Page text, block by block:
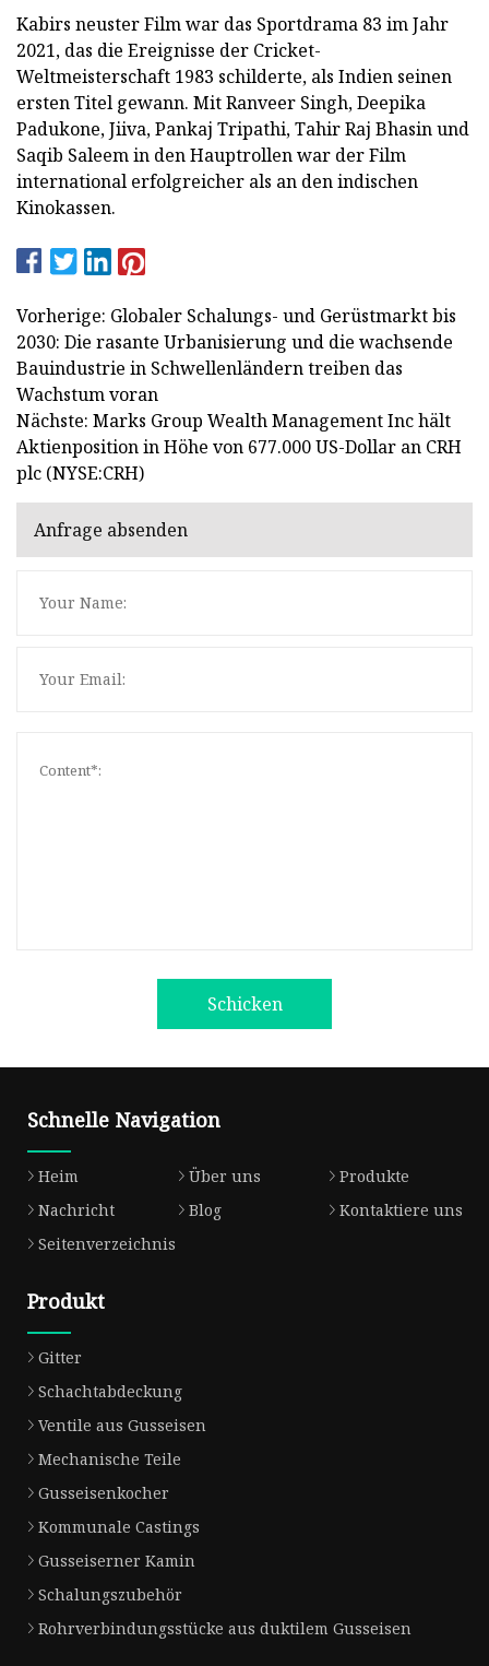
Kabirs neuster Film war das Sportdrama 83 im Jahr
2021, das die Ereignisse der Cricket-
Weltmeisterschaft 1983 schilderte, als Indien seinen
ersten Titel gewann. Mit Ranveer Singh, Deepika
Padukone, Jiiva, Pankaj Tripathi, Tahir Raj Bhasin und
Saqib Saleem in den Hauptrollen war der Film
international erfolgreicher als an den indischen
Kinokassen.
Vorherige: Globaler Schalungs- und Gerüstmarkt bis
2030: Die rasante Urbanisierung und die wachsende
Bauindustrie in Schwellenländern treiben das
Wachstum voran
Nächste: Marks Group Wealth Management Inc hält
Aktienposition in Höhe von 677.000 US-Dollar an CRH
plc (NYSE:CRH)
Anfrage absenden
Schicken
Schnelle Navigation
Heim Über uns
Produkte
Nachricht
Blog
Kontaktiere uns
Seitenverzeichnis
Produkt
Gitter
Schachtabdeckung
Ventile aus Gusseisen
Mechanische Teile
Gusseisenkocher
Kommunale Castings
Gusseiserner Kamin
Schalungszubehör
Rohrverbindungsstücke aus duktilem Gusseisen